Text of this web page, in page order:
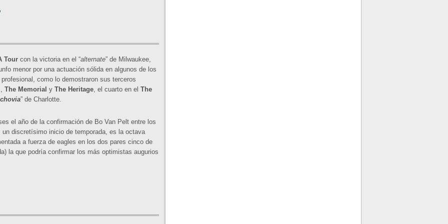
Tour con la victoria en el “alternate” de Milwaukee,
menor por una actuación sólida en algunos de los
como lo demostraron sus terceros
, The Memorial y The Heritage, el cuarto en el The
” de Charlotte.
el año de la confirmación de Bo Van Pelt entre los
discretísimo inicio de temporada, es la octava
a fuerza de eagles en los dos pares cinco de
la que podría confirmar los más optimistas augurios